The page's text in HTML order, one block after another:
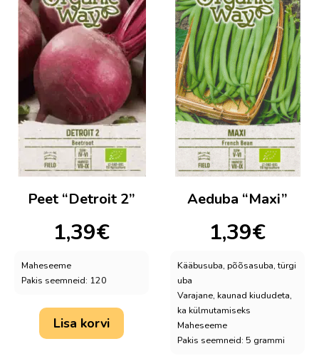
Peet “Detroit 2”
1,39€
Maheseeme
Pakis seemneid: 120
Lisa korvi
Aeduba “Maxi”
1,39€
Kääbusuba, põõsasuba, türgi
uba
Varajane, kaunad kiududeta,
ka külmutamiseks
Maheseeme
Pakis seemneid: 5 grammi